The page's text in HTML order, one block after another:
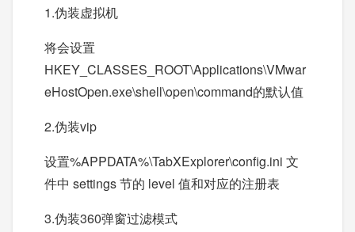
1.伪装虚拟机
将会设置
HKEY_CLASSES_ROOT\Applications\VMwar
eHostOpen.exe\shell\open\command的默认值
2.伪装vip
设置%APPDATA%\TabXExplorer\config.ini 文
件中 settings 节的 level 值和对应的注册表
3.伪装360弹窗过滤模式